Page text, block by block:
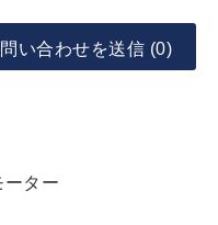
い合わせを送信 (0)
ター